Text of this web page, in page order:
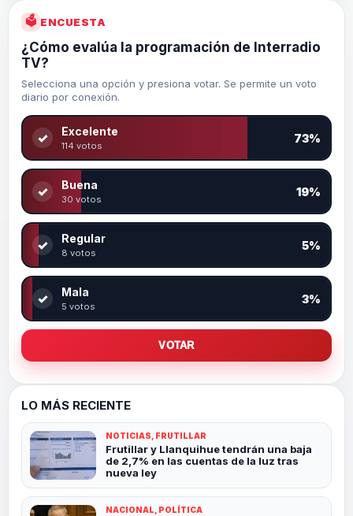
🗳 ENCUESTA
¿Cómo evalúa la programación de Interradio
TV?
Selecciona una opción y presiona votar. Se permite un voto
diario por conexión.
✓ Excelente
114 votos
73%
✓ Buena
30 votos
19%
✓ Regular
8 votos
5%
✓ Mala
5 votos
3%
VOTAR
LO MÁS RECIENTE
NOTICIAS, FRUTILLAR
Frutillar y Llanquihue tendrán una baja
de 2,7% en las cuentas de la luz tras
nueva ley
NACIONAL, POLÍTICA